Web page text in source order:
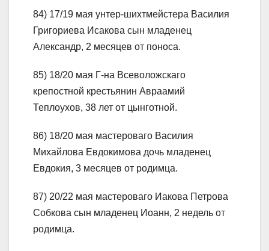
84) 17/19 мая унтер-шихтмейстера Василия
Григориева Исакова сын младенец
Александр, 2 месяцев от поноса.
85) 18/20 мая Г-на Всеволожскаго
крепостной крестьянин Авраамий
Теплоухов, 38 лет от цынготной.
86) 18/20 мая мастероваго Василия
Михайлова Евдокимова дочь младенец
Евдокия, 3 месяцев от родимца.
87) 20/22 мая мастероваго Иакова Петрова
Собкова сын младенец Иоанн, 2 недель от
родимца.